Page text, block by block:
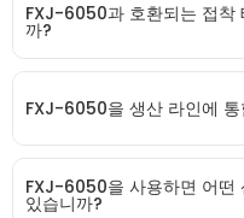
FXJ-6050과 호환되는 접착
까?
FXJ-6050을 생산 라인에 통
FXJ-6050을 사용하면 어떤
있습니까?